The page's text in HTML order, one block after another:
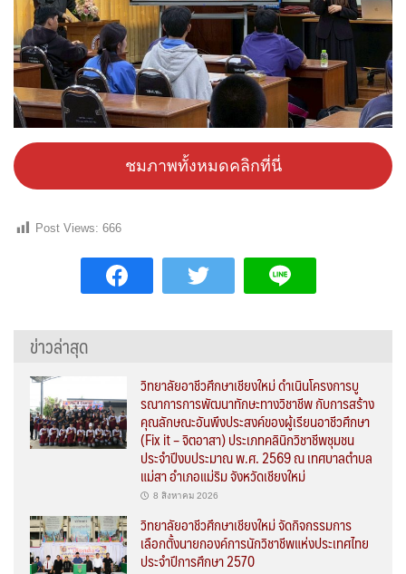
ชมภาพทั้งหมดคลิกที่นี่
Post Views: 666
ข่าวล่าสุด
วิทยาลัยอาชีวศึกษาเชียงใหม่ ดำเนินโครงการบู
รณาการการพัฒนาทักษะทางวิชาชีพ กับการสร้าง
คุณลักษณะอันพึงประสงค์ของผู้เรียนอาชีวศึกษา
(Fix it – จิตอาสา) ประเภทคลินิกวิชาชีพชุมชน
ประจำปีงบประมาณ พ.ศ. 2569 ณ เทศบาลตำบล
แม่สา อำเภอแม่ริม จังหวัดเชียงใหม่
8 สิงหาคม 2026
วิทยาลัยอาชีวศึกษาเชียงใหม่ จัดกิจกรรมการ
เลือกตั้งนายกองค์การนักวิชาชีพแห่งประเทศไทย
ประจำปีการศึกษา 2570